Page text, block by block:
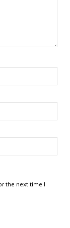
the next time I